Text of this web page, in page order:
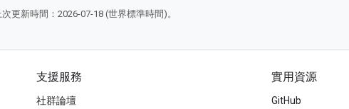
次更新時間：2026-07-18 (世界標準時間)。
支援服務
社群論壇
實用資源
GitHub